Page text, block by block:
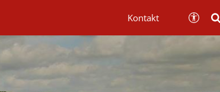
Kontakt